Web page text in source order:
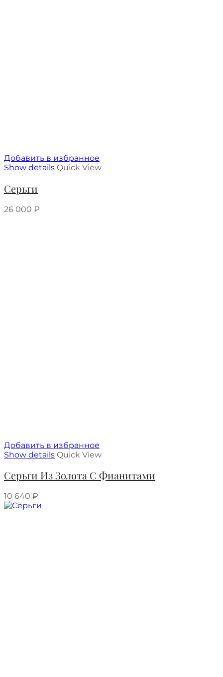
Добавить в избранное
Show details Quick View
Серьги
26 000 ₽
Добавить в избранное
Show details Quick View
Серьги Из Золота С Фианитами
10 640 ₽